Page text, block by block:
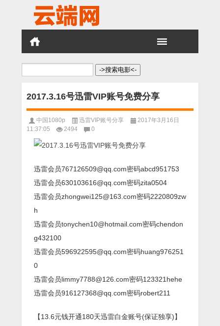
搜
2017.3.16号迅雷VIP账号免费分享
中国1080p 迅雷VIP账号分享
2017年3月16日
11:37:05
2494 0
迅雷会员767126509@qq.com密码abcd951753
迅雷会员630103616@qq.com密码zita0504
迅雷会员zhongwei125@163.com密码2220809zw
h
迅雷会员tonychen10@hotmail.com密码chendon
g432100
迅雷会员596922595@qq.com密码huang976251
0
迅雷会员limmy7788@126.com密码123321hehe
迅雷会员916127368@qq.com密码robert211
【13.6元钱开通180天迅雷白金账号(保证独享)】